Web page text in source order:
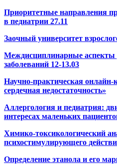
Приоритетные направления
в педиатрии 27.11
Заочный университет
Междисциплинарные аспекты
заболеваний 12-13.03
Научно-практическая
сердечная недостаточность»
Аллергология и педиатрия:
интересах маленьких
Химико-токсикологический
психостимулирующего
Определение этанола и его